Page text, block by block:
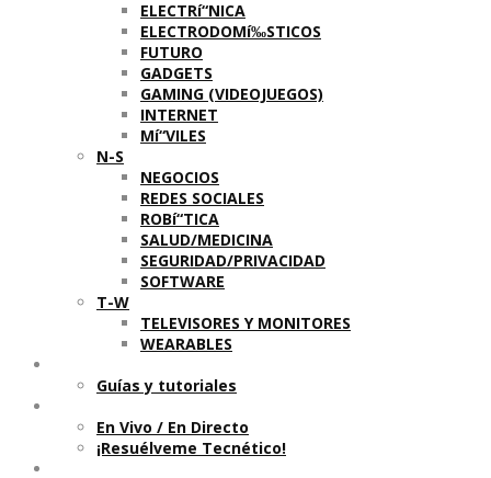
ELECTRí“NICA
ELECTRODOMí‰STICOS
FUTURO
GADGETS
GAMING (VIDEOJUEGOS)
INTERNET
Mí“VILES
N-S
NEGOCIOS
REDES SOCIALES
ROBí“TICA
SALUD/MEDICINA
SEGURIDAD/PRIVACIDAD
SOFTWARE
T-W
TELEVISORES Y MONITORES
WEARABLES
Guí­as y tutoriales
En Vivo / En Directo
¡Resuélveme Tecnético!